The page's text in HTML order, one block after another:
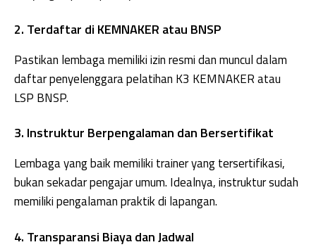
2. Terdaftar di KEMNAKER atau BNSP
Pastikan lembaga memiliki izin resmi dan muncul dalam
daftar penyelenggara pelatihan K3 KEMNAKER atau
LSP BNSP.
3. Instruktur Berpengalaman dan Bersertifikat
Lembaga yang baik memiliki trainer yang tersertifikasi,
bukan sekadar pengajar umum. Idealnya, instruktur sudah
memiliki pengalaman praktik di lapangan.
4. Transparansi Biaya dan Jadwal